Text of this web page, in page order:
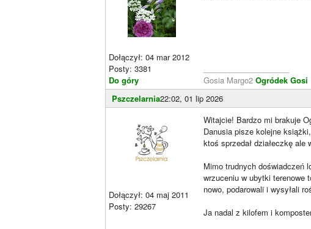
Dołączył: 04 mar 2012
Posty: 3381
Do góry
Gosia Margo2 Ogródek Gosi
Pszczelarnia22:02, 01 lip 2026
Dołączył: 04 maj 2011
Posty: 29267
Witajcie! Bardzo mi brakuje
Danusia pisze kolejne
ktoś sprzedał działeczkę
Mimo trudnych doświadczeń
wrzuceniu w ubytki terenowe
nowo, podarowali i wysyłali
Ja nadal z kilofem i